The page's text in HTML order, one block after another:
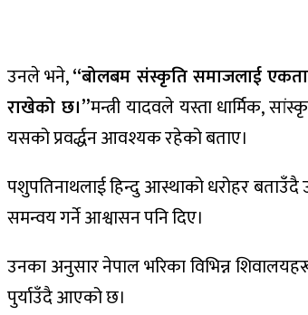
उनले भने,“बोलबम संस्कृति समाजलाई
राखेको छ।”मन्त्री यादवले यस्ता धार्मिक,
यसको प्रवर्द्धन आवश्यक रहेको बताए।
पशुपतिनाथलाई हिन्दु आस्थाको धरोहर
समन्वय गर्ने आश्वासन पनि दिए।
उनका अनुसार नेपाल भरिका विभिन्न
पुर्याउँदै आएको छ।